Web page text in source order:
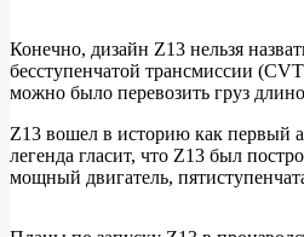
Конечно, дизайн Z13 нельзя
бесступенчатой трансмиссии
можно было перевозить груз
Z13 вошел в историю как первый
легенда гласит, что Z13 был
мощный двигатель,